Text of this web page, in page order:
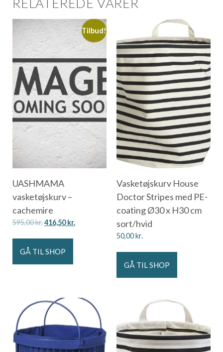
Tilbud!
UASHMAMA
vasketøjskurv –
cachemire
595,00kr.416,50kr.
GÅ TIL SHOP
Vasketøjskurv House
Doctor Stripes med PE-
coating Ø30 x H30 cm
sort/hvid
50,00kr.
GÅ TIL SHOP